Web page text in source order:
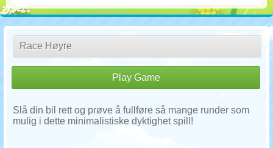
Race Høyre
Play Game
Slå din bil rett og prøve å fullføre så mange runder som
mulig i dette minimalistiske dyktighet spill!